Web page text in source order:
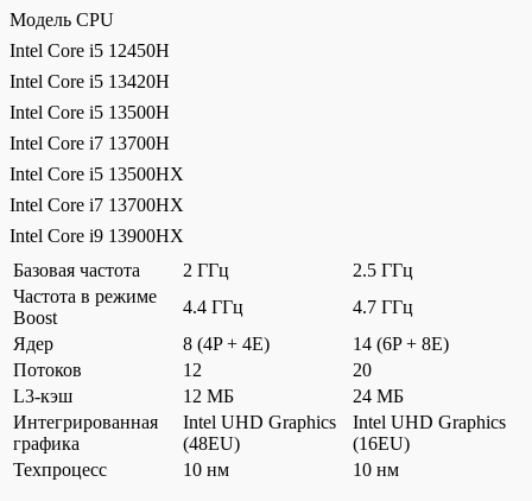
Модель CPU
Intel Core i5 12450H
Intel Core i5 13420H
Intel Core i5 13500H
Intel Core i7 13700H
Intel Core i5 13500HX
Intel Core i7 13700HX
Intel Core i9 13900HX
Базовая частота
2 ГГц
2.5 ГГц
Частота в режиме
Boost
4.4 ГГц
4.7 ГГц
Ядер
8 (4P + 4E)
14 (6P + 8E)
Потоков
12
20
L3-кэш
12 МБ
24 МБ
Интегрированная
графика
Intel UHD Graphics
(48EU)
Intel UHD Graphics
(16EU)
Техпроцесс
10 нм 10 нм